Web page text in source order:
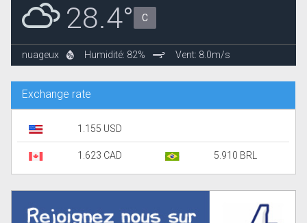
28.4° C
nuageux Humidité: 82% Vent: 8.0m/s
Exchange rate
1.155 USD
1.623 CAD 5.910 BRL